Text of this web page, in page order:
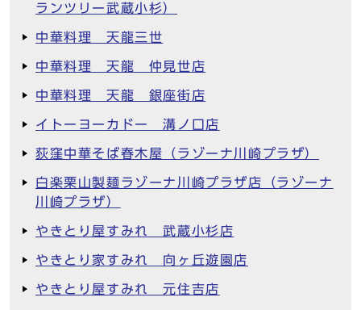
ランツリー武蔵小杉）
中華料理 天龍三世
中華料理 天龍 仲見世店
中華料理 天龍 銀座街店
イトーヨーカドー 溝ノ口店
荻窪中華そば春木屋（ラゾーナ川崎プラザ）
白楽栗山製麺ラゾーナ川崎プラザ店（ラゾーナ
川崎プラザ）
やきとり屋すみれ 武蔵小杉店
やきとり家すみれ 向ヶ丘遊園店
やきとり屋すみれ 元住吉店